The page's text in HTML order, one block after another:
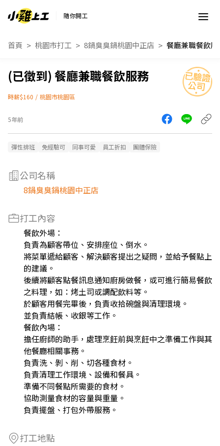
隨你開工
首頁 桃園市打工 8鍋臭臭鍋桃園中正店 餐廳兼職餐飲服
餐廳兼職餐飲服務
時薪$160 / 桃園市桃園區
5年前
彈性排班 免經驗可 同事可愛 員工折扣 團體保險
公司名稱
8鍋臭臭鍋桃園中正店
打工內容
餐飲外場：
負責為顧客帶位、安排座位、倒水。
將菜單遞給顧客、解決顧客提出之疑問，並給予餐點上
的建議。
後續將顧客點餐訊息通知廚房做餐，或可進行簡易餐飲
之料理，如：烤土司或調配飲料等。
於顧客用餐完畢後，負責收拾碗盤與清理環境。
並負責結帳、收銀等工作。
餐飲內場：
擔任廚師的助手，處理烹飪前與烹飪中之準備工作與其
他餐廳相關事務。
負責洗、剝、削、切各種食材。
負責清理工作環境、設備和餐具。
準備不同餐點所需要的食材。
協助測量食材的容量與重量。
負責擺盤、打包外帶服務。
打工地點